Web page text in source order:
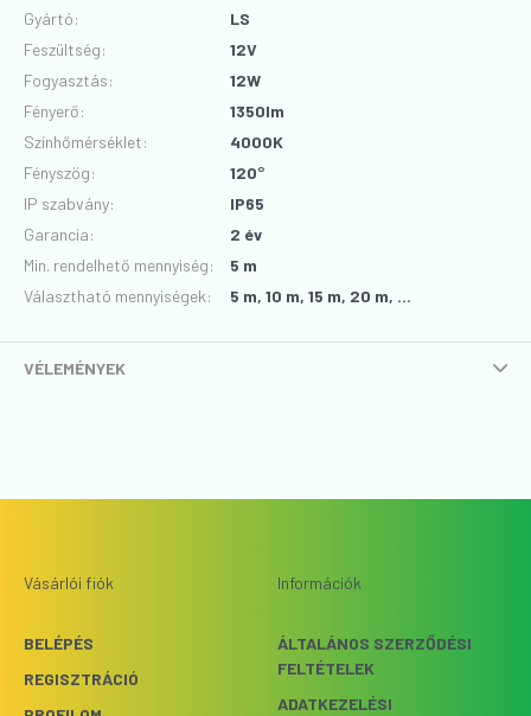
Gyártó:
LS
Feszültség:
12V
Fogyasztás:
12W
Fényerő:
1350lm
Színhőmérséklet:
4000K
Fényszög:
120°
IP szabvány:
IP65
Garancia:
2 év
Min. rendelhető mennyiség:
5 m
Választható mennyiségek:
5 m, 10 m, 15 m, 20 m, ...
VÉLEMÉNYEK
Vásárlói fiók
BELÉPÉS
REGISZTRÁCIÓ
Információk
ÁLTALÁNOS SZERZŐDÉSI
FELTÉTELEK
ADATKEZELÉSI